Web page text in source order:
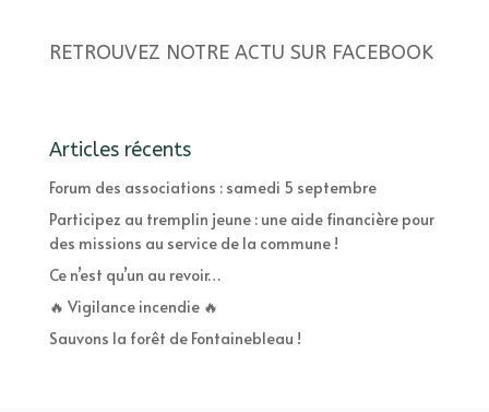
RETROUVEZ NOTRE ACTU SUR FACEBOOK
Articles récents
Forum des associations : samedi 5 septembre
Participez au tremplin jeune : une aide financière pour
des missions au service de la commune !
Ce n’est qu’un au revoir…
🔥 Vigilance incendie 🔥
Sauvons la forêt de Fontainebleau !